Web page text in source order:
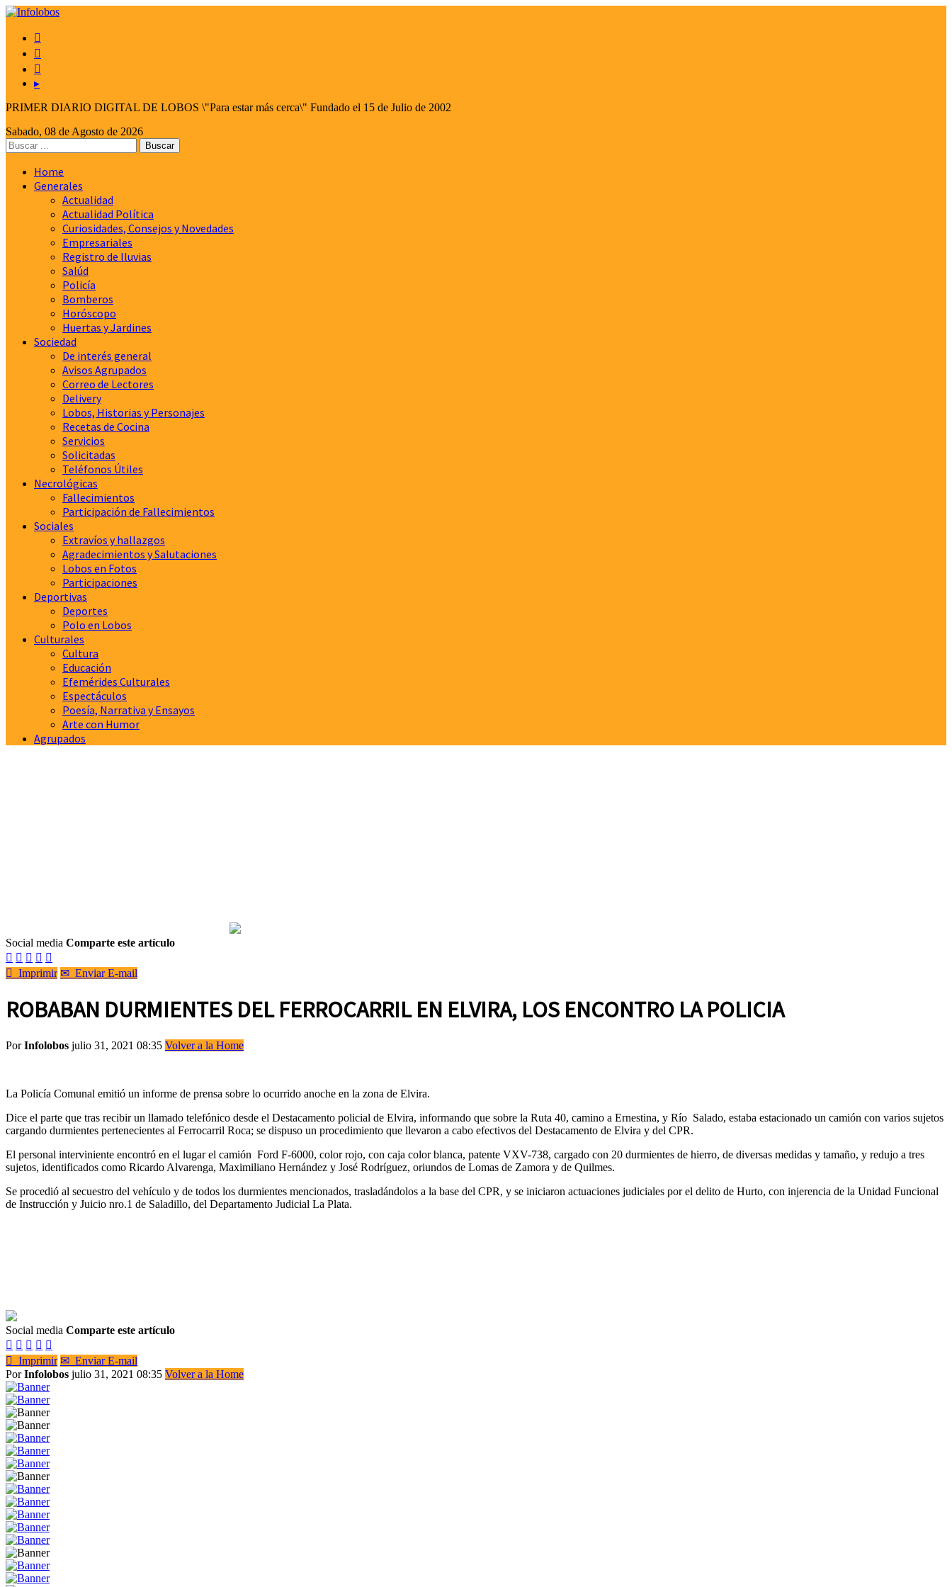



▸
PRIMER DIARIO DIGITAL DE LOBOS \"Para estar más cerca\" Fundado el 15 de Julio de 2002
Sabado, 08 de Agosto de 2026
Home
Generales
Actualidad
Actualidad Política
Curiosidades, Consejos y Novedades
Empresariales
Registro de lluvias
Salúd
Policía
Bomberos
Horóscopo
Huertas y Jardines
Sociedad
De interés general
Avisos Agrupados
Correo de Lectores
Delivery
Lobos, Historias y Personajes
Recetas de Cocina
Servicios
Solicitadas
Teléfonos Útiles
Necrológicas
Fallecimientos
Participación de Fallecimientos
Sociales
Extravíos y hallazgos
Agradecimientos y Salutaciones
Lobos en Fotos
Participaciones
Deportivas
Deportes
Polo en Lobos
Culturales
Cultura
Educación
Efemérides Culturales
Espectáculos
Poesía, Narrativa y Ensayos
Arte con Humor
Agrupados
Social media Comparte este artículo
    
 Imprimir ✉ Enviar E-mail
ROBABAN DURMIENTES DEL FERROCARRIL EN ELVIRA, LOS ENCONTRO LA POLICIA
PorInfolobos julio 31, 2021 08:35 Volver a la Home
La Policía Comunal emitió un informe de prensa sobre lo ocurrido anoche en la zona de Elvira.
Dice el parte que tras recibir un llamado telefónico desde el Destacamento policial de Elvira, informando que sobre la Ruta 40, camino a Ernestina, y Río Salado, estaba estacionado un camión con varios sujetos
cargando durmientes pertenecientes al Ferrocarril Roca; se dispuso un procedimiento que llevaron a cabo efectivos del Destacamento de Elvira y del CPR.
El personal interviniente encontró en el lugar el camión Ford F-6000, color rojo, con caja color blanca, patente VXV-738, cargado con 20 durmientes de hierro, de diversas medidas y tamaño, y redujo a tres
sujetos, identificados como Ricardo Alvarenga, Maximiliano Hernández y José Rodríguez, oriundos de Lomas de Zamora y de Quilmes.
Se procedió al secuestro del vehículo y de todos los durmientes mencionados, trasladándolos a la base del CPR, y se iniciaron actuaciones judiciales por el delito de Hurto, con injerencia de la Unidad Funcional
de Instrucción y Juicio nro.1 de Saladillo, del Departamento Judicial La Plata.
Social media Comparte este artículo
    
 Imprimir ✉ Enviar E-mail
PorInfolobos julio 31, 2021 08:35 Volver a la Home